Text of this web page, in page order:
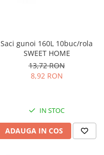
Saci gunoi 160L 10buc/rola
SWEET HOME
13,72 RON
8,92 RON
IN STOC
ADAUGA IN COS